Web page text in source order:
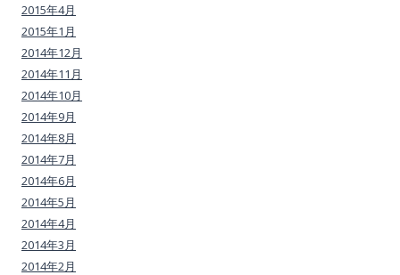
2015年4月
2015年1月
2014年12月
2014年11月
2014年10月
2014年9月
2014年8月
2014年7月
2014年6月
2014年5月
2014年4月
2014年3月
2014年2月